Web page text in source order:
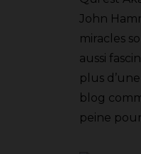
John
miracles
aussi
plus
blog
peine